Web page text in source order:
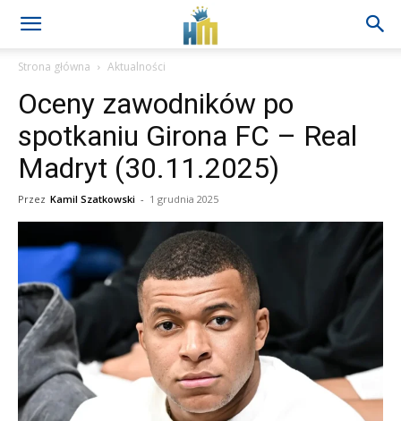
Strona główna Aktualności
Oceny zawodników po
spotkaniu Girona FC – Real
Madryt (30.11.2025)
Przez Kamil Szatkowski - 1 grudnia 2025